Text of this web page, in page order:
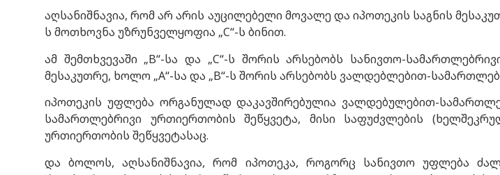
აღსანიშნავია, რომ არ არის აუცილებელი მოვალე და იპოთეკის საგნის
ს მოთხოვნა უზრუნველყოფია „C“-ს ბინით.
ამ შემთხვევაში „B“-სა და „C“-ს შორის არსებობს სანივთო-
მესაკუთრე, ხოლო „A“-სა და „B“-ს შორის არსებობს ვალდებლებით-
იპოთეკის უფლება ორგანულად დაკავშირებულია ვალდებულებით-
სამართლებრივი ურთიერთობის შეწყვეტა, მისი საფუძვლების
ურთიერთობის შეწყვეტასაც.
და ბოლოს, აღსანიშნავია, რომ იპოთეკა, როგორც სანივთო უფლება